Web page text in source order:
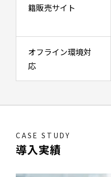
籍販売サイト
オフライン環境対
応
CASE STUDY
導入実績